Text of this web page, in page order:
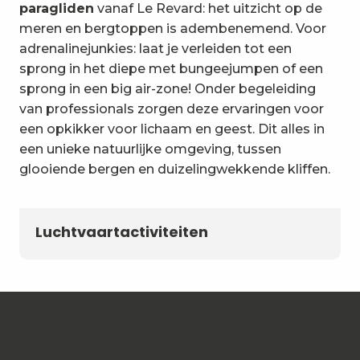
paragliden vanaf Le Revard: het uitzicht op de
meren en bergtoppen is adembenemend. Voor
adrenalinejunkies: laat je verleiden tot een
sprong in het diepe met bungeejumpen of een
sprong in een big air-zone! Onder begeleiding
van professionals zorgen deze ervaringen voor
een opkikker voor lichaam en geest. Dit alles in
een unieke natuurlijke omgeving, tussen
glooiende bergen en duizelingwekkende kliffen.
Luchtvaartactiviteiten